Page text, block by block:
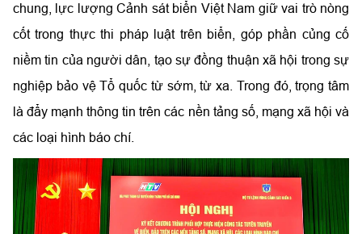
chung, lực lượng Cảnh sát biển Việt Nam giữ vai trò nòng
cốt trong thực thi pháp luật trên biển, góp phần củng cố
niềm tin của người dân, tạo sự đồng thuận xã hội trong sự
nghiệp bảo vệ Tổ quốc từ sớm, từ xa. Trong đó, trọng tâm
là đẩy mạnh thông tin trên các nền tảng số, mạng xã hội và
các loại hình báo chí.